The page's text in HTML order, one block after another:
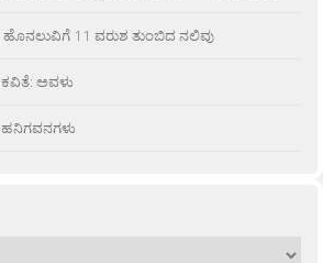
ಹೊನಲುವಿಗೆ 11 ವರುಶ ತುಂಬಿದ ನಲಿವು
ಕವಿತೆ: ಅವಳು
ಹನಿಗವನಗಳು